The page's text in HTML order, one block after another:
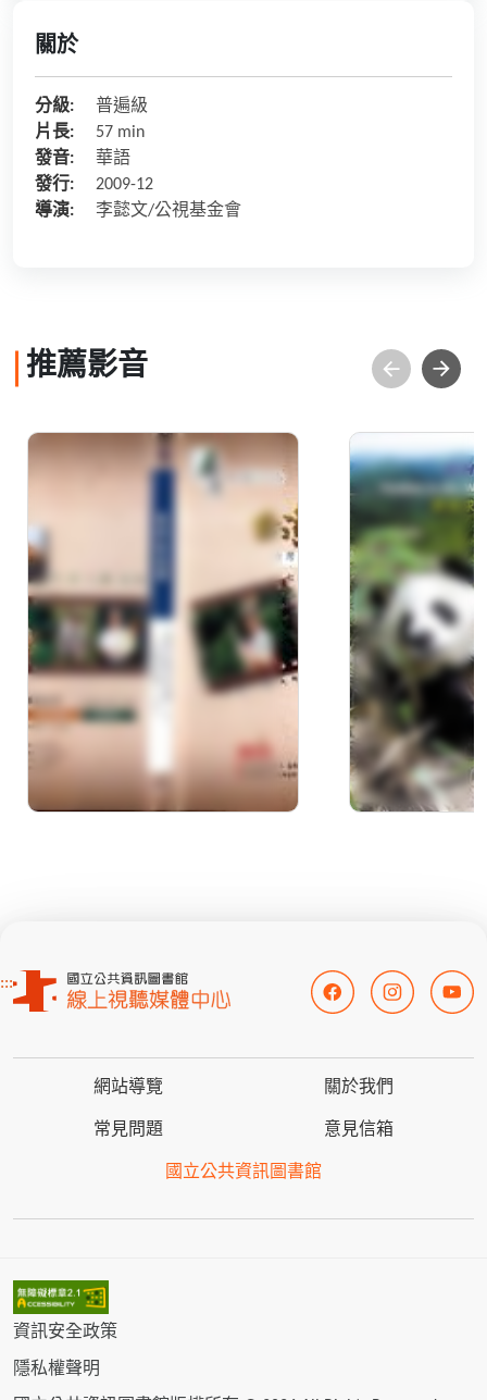
關於
分級:
普遍級
片長:
57 min
發音:
華語
發行:
2009-12
導演:
李懿文/公視基金會
推薦影音
台灣生態全記錄(1)：七
野境求生－
:::
網站導覽 關於我們
常見問題 意見信箱
國立公共資訊圖書館
資訊安全政策
隱私權聲明